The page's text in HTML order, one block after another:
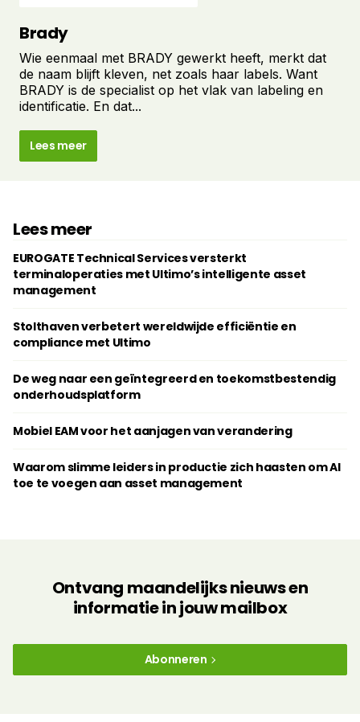
Brady
Wie eenmaal met BRADY gewerkt heeft, merkt dat
de naam blijft kleven, net zoals haar labels. Want
BRADY is de specialist op het vlak van labeling en
identificatie. En dat...
Lees meer
Lees meer
EUROGATE Technical Services versterkt
terminaloperaties met Ultimo’s intelligente asset
management
Stolthaven verbetert wereldwijde efficiëntie en
compliance met Ultimo
De weg naar een geïntegreerd en toekomstbestendig
onderhoudsplatform
Mobiel EAM voor het aanjagen van verandering
Waarom slimme leiders in productie zich haasten om AI
toe te voegen aan asset management
Ontvang maandelijks nieuws en
informatie in jouw mailbox
Abonneren